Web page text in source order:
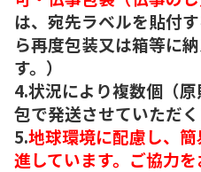
は、宛先ラベルを貼付
ら再度包装又は箱等に
す。）
4.状況により複数個（
包で発送させていただく
5.地球環境に配慮し、
進しています。ご協力を